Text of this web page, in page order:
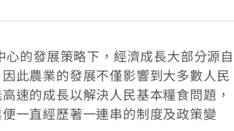
的發展策略下，經濟成長大部分源自
此農業的發展不僅影響到大多數人民
速的成長以解決人民基本糧食問題，
一直經歷著一連串的制度及政策變